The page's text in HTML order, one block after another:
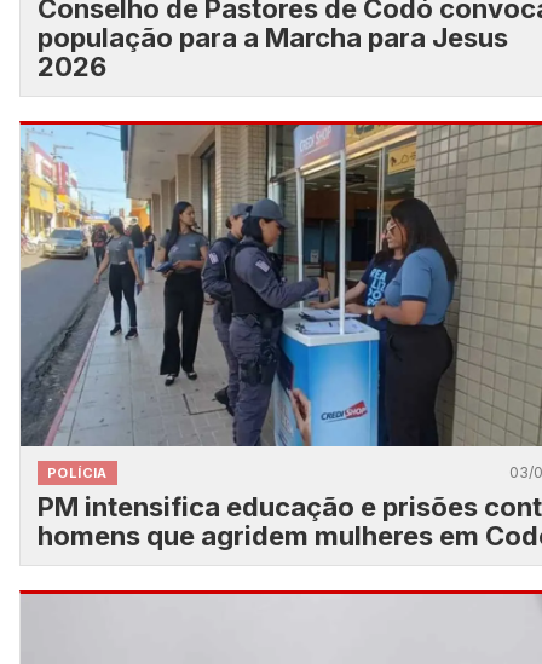
Conselho de Pastores de Codó
população para a Marcha para Jesus
2026
POLÍCIA 03/
PM intensifica educação e prisões
homens que agridem mulheres em